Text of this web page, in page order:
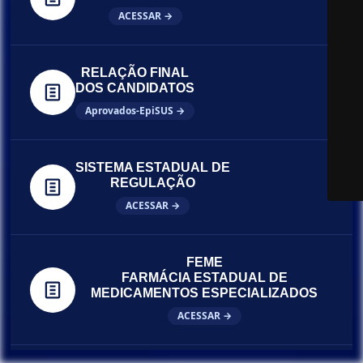
ACESSAR →
RELAÇÃO FINAL
DOS CANDIDATOS
Aprovados-EpiSUS →
SISTEMA ESTADUAL DE
REGULAÇÃO
ACESSAR →
FEME
FARMÁCIA ESTADUAL DE
MEDICAMENTOS ESPECIALIZADOS
ACESSAR →